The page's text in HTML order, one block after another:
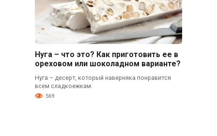
Нуга – что это? Как приготовить ее в
ореховом или шоколадном варианте?
Нуга – десерт, который наверняка понравится
всем сладкоежкам.
569